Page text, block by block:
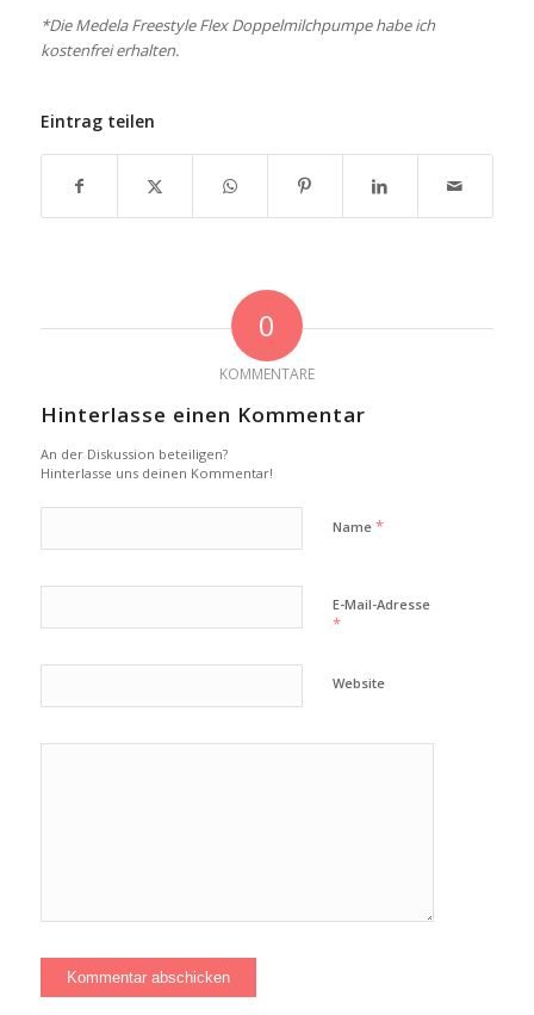
*Die Medela Freestyle Flex Doppelmilchpumpe habe ich
kostenfrei erhalten.
Eintrag teilen
0
KOMMENTARE
Hinterlasse einen Kommentar
An der Diskussion beteiligen?
Hinterlasse uns deinen Kommentar!
Name *
E-Mail-Adresse
*
Website